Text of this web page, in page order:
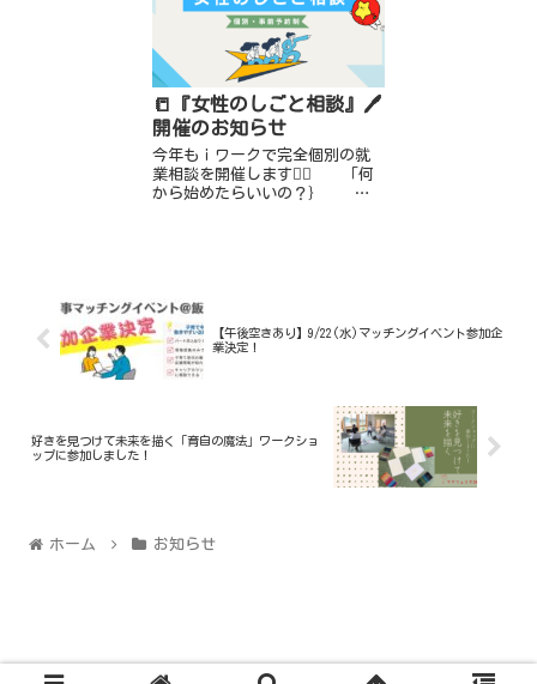
📒『女性のしごと相談』🖊️
開催のお知らせ
今年もｉワークで完全個別の就
業相談を開催します💁‍♀️ 「何
から始めたらいいの？｝
【午後空きあり】9/22(水)マッチングイベント参加企
業決定！
好きを見つけて未来を描く「育自の魔法」ワークショ
ップに参加しました！
ホーム お知らせ